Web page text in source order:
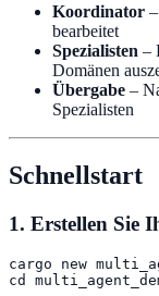
Koordinator
bearbeitet
Spezialisten –
Domänen
Übergabe –
Spezialisten
Schnellstart
1. Erstellen Sie
cargo new
cd